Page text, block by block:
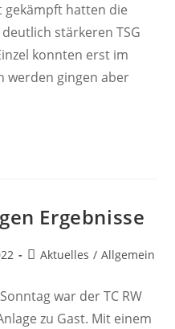
gekämpft hatten die
stärkeren TSG
konnten erst im
werden gingen aber
Ergebnisse
Beitrags-
Aktuelles / Allgemein
war der TC RW
zu Gast. Mit einem